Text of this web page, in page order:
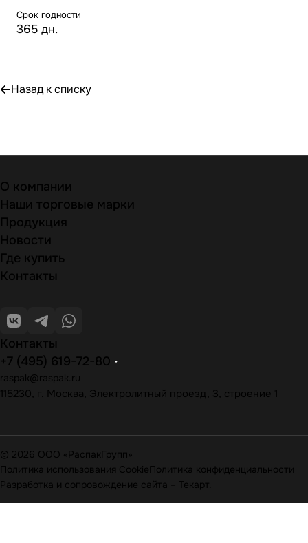
Срок годности
365 дн.
Назад к списку
О компании
Наши торговые марки
Продукция
Новости
Где купить
Контакты
Контакты
+7 (495) 619-72-80
raspak@raspak.ru
115230, г. Москва, Электролитный проезд, 3, строение 1
© 2026 ООО «РаспакГрупп»
Политика использования CookieПолитика конфиденциальности
Разработка и сопровождение сайта
Текарт.